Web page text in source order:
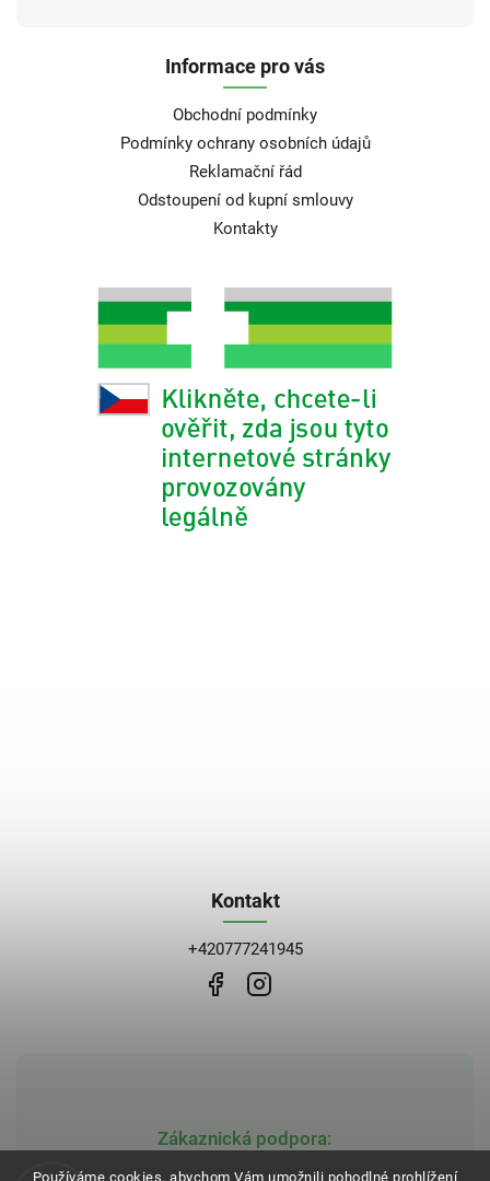
Používáme cookies, abychom Vám umožnili pohodlné prohlížení
Zákaznická podpora:
Informace pro vás
Obchodní podmínky
Podmínky ochrany osobních údajů
Reklamační řád
Odstoupení od kupní smlouvy
Kontakty
Kontakt
+420777241945